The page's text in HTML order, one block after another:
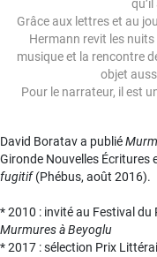
Grâce aux lettres et au
Hermann revit les
musique et la rencontre
objet
Pour le narrateur, il est
David Boratav a publié
Gironde Nouvelles Écritures
fugitif(Phébus, août 2016).
* 2010 : invité au Festival
Murmures à Beyoglu
* 2017 : sélection Prix